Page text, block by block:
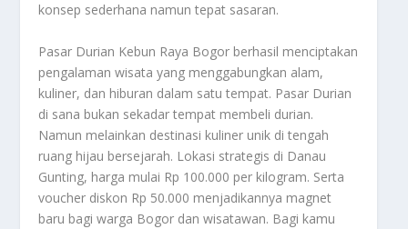
konsep sederhana namun tepat sasaran.
Pasar Durian Kebun Raya Bogor berhasil menciptakan
pengalaman wisata yang menggabungkan alam,
kuliner, dan hiburan dalam satu tempat. Pasar Durian
di sana bukan sekadar tempat membeli durian.
Namun melainkan destinasi kuliner unik di tengah
ruang hijau bersejarah. Lokasi strategis di Danau
Gunting, harga mulai Rp 100.000 per kilogram. Serta
voucher diskon Rp 50.000 menjadikannya magnet
baru bagi warga Bogor dan wisatawan. Bagi kamu